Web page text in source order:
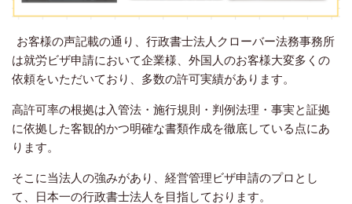
お客様の声記載の通り、行政書士法人クローバー法務事務所
は就労ビザ申請において企業様、外国人のお客様大変多くの
依頼をいただいており、多数の許可実績があります。
高許可率の根拠は入管法・施行規則・判例法理・事実と証拠
に依拠した客観的かつ明確な書類作成を徹底している点にあ
ります。
そこに当法人の強みがあり、経営管理ビザ申請のプロとし
て、日本一の行政書士法人を目指しております。